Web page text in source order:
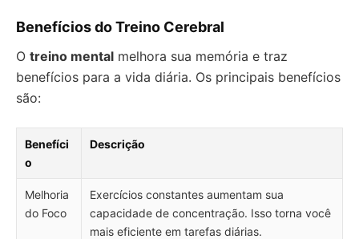
Benefícios do Treino Cerebral
O treino mental melhora sua memória e traz
benefícios para a vida diária. Os principais benefícios
são:
Benefíci
o
Descrição
Melhoria
do Foco
Exercícios constantes aumentam sua
capacidade de concentração. Isso torna você
mais eficiente em tarefas diárias.